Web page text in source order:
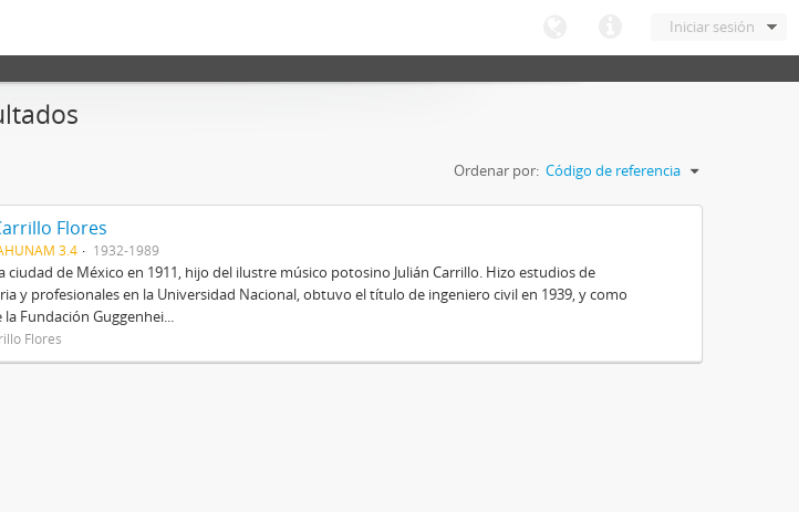
Iniciar sesión
Ordenar por: Código de referencia
Flores
3.4 1932-1989
ciudad de México en 1911, hijo del ilustre músico potosino Julián Carrillo. Hizo estudios de
y profesionales en la Universidad Nacional, obtuvo el título de ingeniero civil en 1939, y como
la Fundación Guggenhei...
Flores